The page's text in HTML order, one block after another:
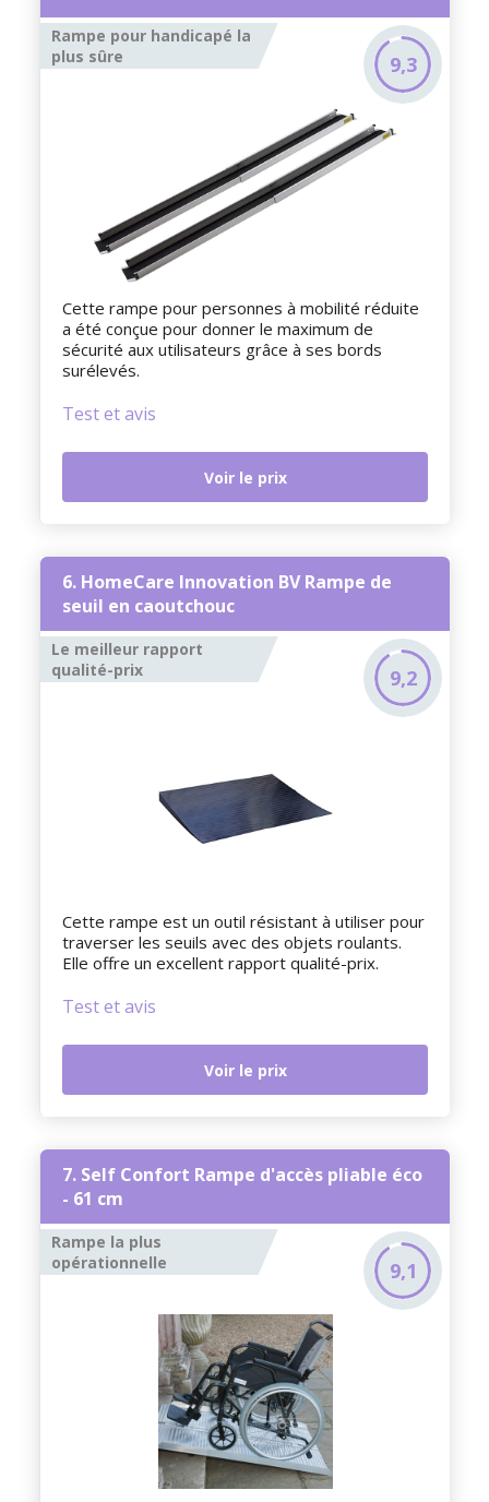
Rampe pour handicapé la
plus sûre
9,3
Cette rampe pour personnes à mobilité réduite
a été conçue pour donner le maximum de
sécurité aux utilisateurs grâce à ses bords
surélevés.
Test et avis
Voir le prix
6. HomeCare Innovation BV Rampe de
seuil en caoutchouc
Le meilleur rapport
qualité-prix
9,2
Cette rampe est un outil résistant à utiliser pour
traverser les seuils avec des objets roulants.
Elle offre un excellent rapport qualité-prix.
Test et avis
Voir le prix
7. Self Confort Rampe d'accès pliable éco
- 61 cm
Rampe la plus
opérationnelle
9,1